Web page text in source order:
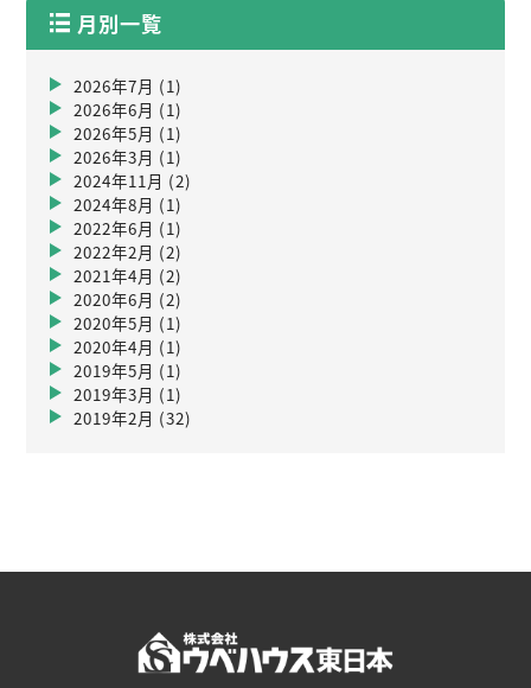
月別一覧
2026年7月 (1)
2026年6月 (1)
2026年5月 (1)
2026年3月 (1)
2024年11月 (2)
2024年8月 (1)
2022年6月 (1)
2022年2月 (2)
2021年4月 (2)
2020年6月 (2)
2020年5月 (1)
2020年4月 (1)
2019年5月 (1)
2019年3月 (1)
2019年2月 (32)